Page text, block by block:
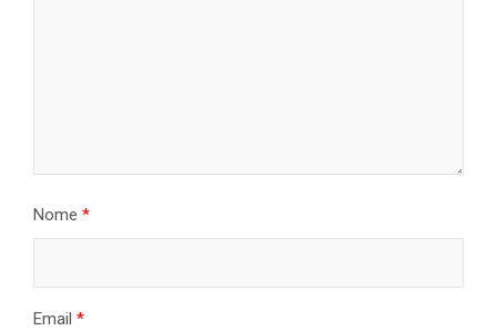
Nome *
Email *